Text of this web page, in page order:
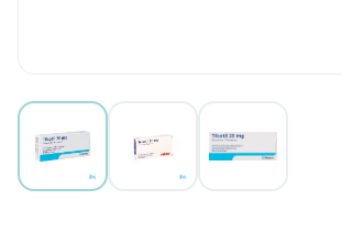
View larger image